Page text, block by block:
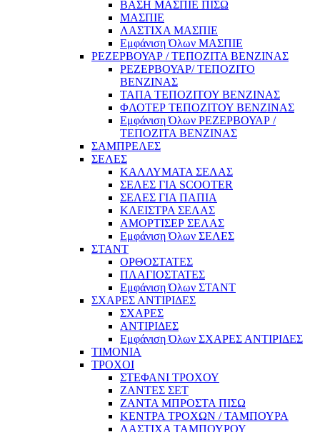
ΒΑΣΗ ΜΑΣΠΙΕ ΠΙΣΩ
ΜΑΣΠΙΕ
ΛΑΣΤΙΧΑ ΜΑΣΠΙΕ
Εμφάνιση Όλων ΜΑΣΠΙΕ
ΡΕΖΕΡΒΟΥΑΡ / ΤΕΠΟΖΙΤΑ ΒΕΝΖΙΝΑΣ
ΡΕΖΕΡΒΟΥΑΡ/ ΤΕΠΟΖΙΤΟ
ΒΕΝΖΙΝΑΣ
ΤΑΠΑ ΤΕΠΟΖΙΤΟΥ ΒΕΝΖΙΝΑΣ
ΦΛΟΤΕΡ ΤΕΠΟΖΙΤΟΥ ΒΕΝΖΙΝΑΣ
Εμφάνιση Όλων ΡΕΖΕΡΒΟΥΑΡ /
ΤΕΠΟΖΙΤΑ ΒΕΝΖΙΝΑΣ
ΣΑΜΠΡΕΛΕΣ
ΣΕΛΕΣ
ΚΑΛΛΥΜΑΤΑ ΣΕΛΑΣ
ΣΕΛΕΣ ΓΙΑ SCOOTER
ΣΕΛΕΣ ΓΙΑ ΠΑΠΙΑ
ΚΛΕΙΣΤΡΑ ΣΕΛΑΣ
ΑΜΟΡΤΙΣΕΡ ΣΕΛΑΣ
Εμφάνιση Όλων ΣΕΛΕΣ
ΣΤΑΝΤ
ΟΡΘΟΣΤΑΤΕΣ
ΠΛΑΓΙΟΣΤΑΤΕΣ
Εμφάνιση Όλων ΣΤΑΝΤ
ΣΧΑΡΕΣ ΑΝΤΙΡΙΔΕΣ
ΣΧΑΡΕΣ
ΑΝΤΙΡΙΔΕΣ
Εμφάνιση Όλων ΣΧΑΡΕΣ ΑΝΤΙΡΙΔΕΣ
ΤΙΜΟΝΙΑ
ΤΡΟΧΟΙ
ΣΤΕΦΑΝΙ ΤΡΟΧΟΥ
ΖΑΝΤΕΣ ΣΕΤ
ΖΑΝΤΑ ΜΠΡΟΣΤΑ ΠΙΣΩ
ΚΕΝΤΡΑ ΤΡΟΧΩΝ / ΤΑΜΠΟΥΡΑ
ΛΑΣΤΙΧΑ ΤΑΜΠΟΥΡΟΥ